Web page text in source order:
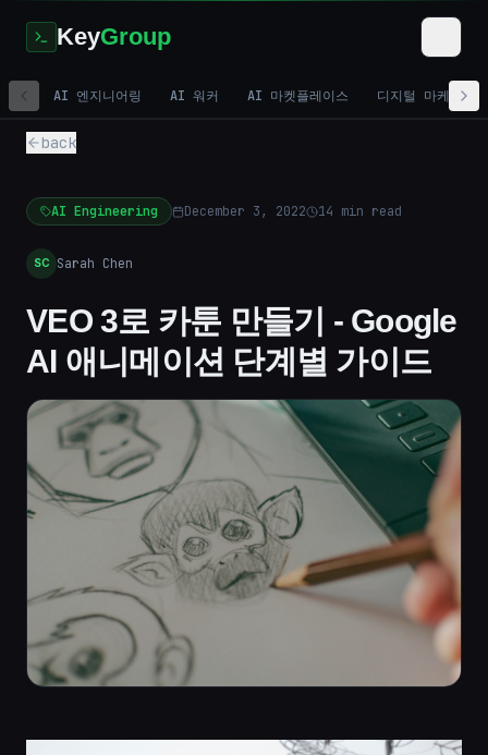
KeyGroup
AI 엔지니어링 AI 워커 AI 마켓플레이스 디지털 마케팅
back
AI Engineering December 3, 2022 14 min read
SC Sarah Chen
VEO 3로 카툰 만들기 - Google
AI 애니메이션 단계별 가이드